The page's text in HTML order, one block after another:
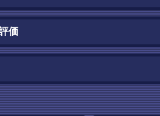
価